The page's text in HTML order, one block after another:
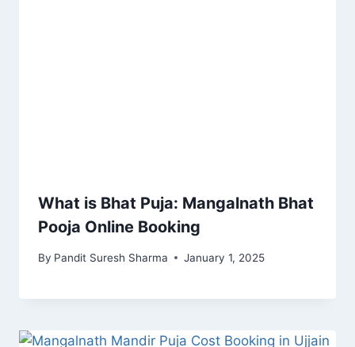
What is Bhat Puja: Mangalnath Bhat
Pooja Online Booking
By Pandit Suresh Sharma January 1, 2025